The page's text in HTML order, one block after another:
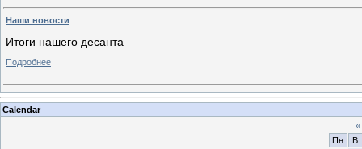
Наши новости
Итоги нашего десанта
Подробнее
Calendar
«
Пн
Вт